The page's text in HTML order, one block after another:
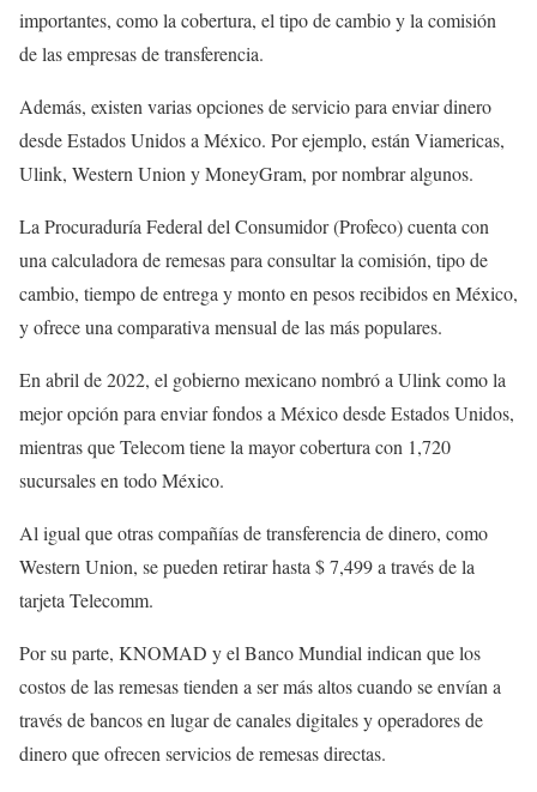
importantes, como la cobertura, el tipo de cambio y la comisión
de las empresas de transferencia.
Además, existen varias opciones de servicio para enviar dinero
desde Estados Unidos a México. Por ejemplo, están Viamericas,
Ulink, Western Union y MoneyGram, por nombrar algunos.
La Procuraduría Federal del Consumidor (Profeco) cuenta con
una calculadora de remesas para consultar la comisión, tipo de
cambio, tiempo de entrega y monto en pesos recibidos en México,
y ofrece una comparativa mensual de las más populares.
En abril de 2022, el gobierno mexicano nombró a Ulink como la
mejor opción para enviar fondos a México desde Estados Unidos,
mientras que Telecom tiene la mayor cobertura con 1,720
sucursales en todo México.
Al igual que otras compañías de transferencia de dinero, como
Western Union, se pueden retirar hasta $ 7,499 a través de la
tarjeta Telecomm.
Por su parte, KNOMAD y el Banco Mundial indican que los
costos de las remesas tienden a ser más altos cuando se envían a
través de bancos en lugar de canales digitales y operadores de
dinero que ofrecen servicios de remesas directas.